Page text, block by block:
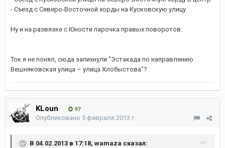
- Съезд с Северо-Восточной хорды на Кусковскую улицу
Ну и на развязке с Юности парочка правых поворотов:
Ток я не понял, сюда запихнули "Эстакада по направлению
Вешняковская улица – улица Хлобыстова"?
KLoun 97
Опубликовано 5 февраля 2013 г.
В 04.02.2013 в 17:18, wamaza сказал: